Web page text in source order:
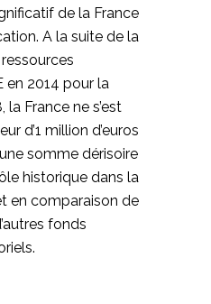
de la France
A la suite de la
en 2014 pour la
France ne s’est
d’1 million d’euros
somme dérisoire
historique dans la
en comparaison de
fonds